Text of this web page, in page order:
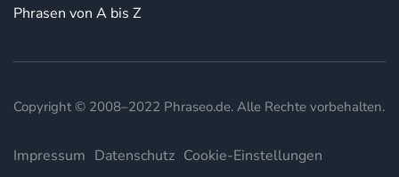
Phrasen von A bis Z
Copyright © 2008–2022 Phraseo.de. Alle Rechte vorbehalten.
Impressum Datenschutz Cookie-Einstellungen